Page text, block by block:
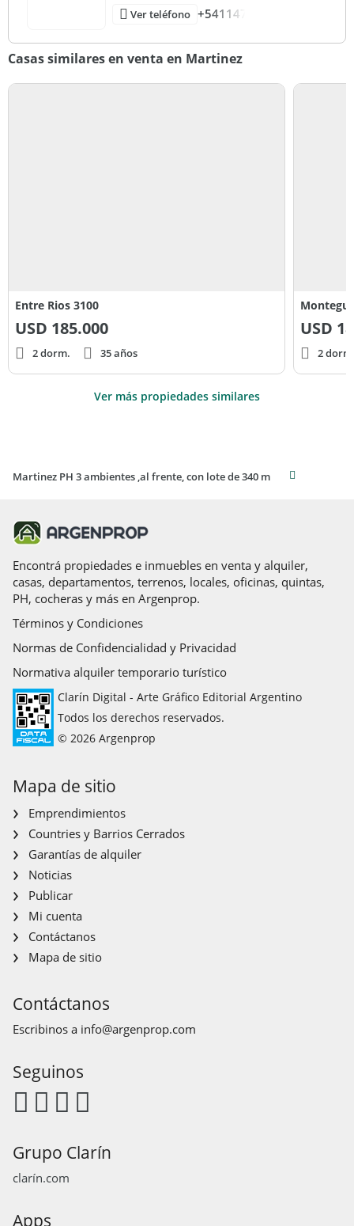
Ver teléfono +541147
Casas similares en venta en Martinez
Entre Rios 3100
USD 185.000
2 dorm. 35 años
USD
2
Ver más propiedades similares
Martinez PH 3 ambientes ,al frente, con lote de 340 m
Encontrá propiedades e inmuebles en venta y alquiler,
casas, departamentos, terrenos, locales, oficinas, quintas,
PH, cocheras y más en Argenprop.
Términos y Condiciones
Normas de Confidencialidad y Privacidad
Normativa alquiler temporario turístico
Clarín Digital - Arte Gráfico Editorial Argentino
Todos los derechos reservados.
© 2026 Argenprop
Mapa de sitio
Emprendimientos
Countries y Barrios Cerrados
Garantías de alquiler
Noticias
Publicar
Mi cuenta
Contáctanos
Mapa de sitio
Contáctanos
Escribinos a info@argenprop.com
Seguinos
Grupo Clarín
clarín.com
Apps